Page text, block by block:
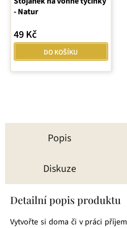
- Natur
49 Kč
DO KOŠÍKU
Popis
Diskuze
Detailní popis produktu
Vytvořte si doma či v práci